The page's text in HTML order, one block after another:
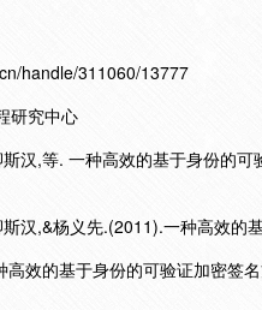
handle/311060/13777
研究中心
汉,等. 一种高效的基于身份的
汉,&杨义先.(2011).一种高效的
高效的基于身份的可验证加密签